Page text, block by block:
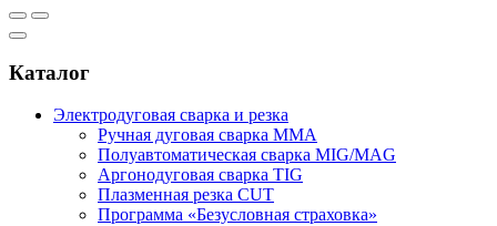
Каталог
Электродуговая сварка и резка
Ручная дуговая сварка MMA
Полуавтоматическая сварка MIG/MAG
Аргонодуговая сварка TIG
Плазменная резка CUT
Программа «Безусловная страховка»